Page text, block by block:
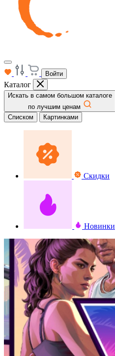
Войти
Каталог
Искать в самом большом каталоге
по лучшим ценам
Списком
Картинками
Скидки
Новинки